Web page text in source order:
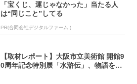
「宝くじ、運じゃなかった」当たる人
は“同じこと”してる
PR(合同会社デジタルファーム )
【取材レポート】大阪市立美術館 開館9
0周年記念特別展「水滸伝」、物語を知